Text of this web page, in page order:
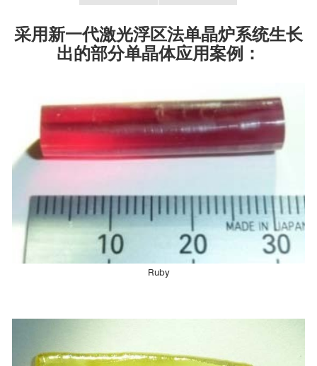
采用新一代激光浮区法单晶炉系统生长
出的部分单晶体应用案例：
Ruby
Kimura, K., Otake, Y. & Kimura, T. Visualizing rotation and reversal
of the Néel vector through antiferromagnetic trichroism. Nat
新一代高性能激光浮区法单晶炉-LFZ-中文资料.PDF
高质量单晶生长设备介绍